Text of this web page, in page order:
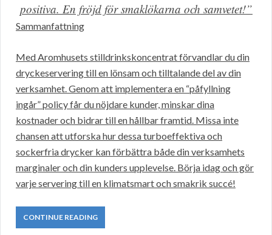
positiva. En fröjd för smaklökarna och samvetet!”
Sammanfattning
Med Aromhusets stilldrinkskoncentrat förvandlar du din
dryckeservering till en lönsam och tilltalande del av din
verksamhet. Genom att implementera en “påfyllning
ingår” policy får du nöjdare kunder, minskar dina
kostnader och bidrar till en hållbar framtid. Missa inte
chansen att utforska hur dessa turboeffektiva och
sockerfria drycker kan förbättra både din verksamhets
marginaler och din kunders upplevelse. Börja idag och gör
varje servering till en klimatsmart och smakrik succé!
CONTINUE READING